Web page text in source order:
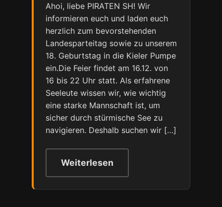
Ahoi, liebe PIRATEN SH! Wir
informieren euch und laden euch
herzlich zum bevorstehenden
Landesparteitag sowie zu unserem
18. Geburtstag in die Kieler Pumpe
ein.Die Feier findet am 16.12. von
16 bis 22 Uhr statt. Als erfahrene
Seeleute wissen wir, wie wichtig
eine starke Mannschaft ist, um
sicher durch stürmische See zu
navigieren. Deshalb suchen wir […]
Weiterlesen